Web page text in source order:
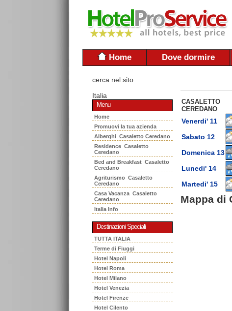
Home Dove dormire
cerca nel sito
Italia
Menu
Home
Promuovi la tua azienda
Alberghi Casaletto Ceredano
Residence Casaletto
Ceredano
Bed and Breakfast Casaletto
Ceredano
Agriturismo Casaletto
Ceredano
Casa Vacanza Casaletto
Ceredano
Italia Info
Destinazioni Speciali
TUTTA ITALIA
Terme di Fiuggi
Hotel Napoli
Hotel Roma
Hotel Milano
Hotel Venezia
Hotel Firenze
Hotel Cilento
CASALETTO
CEREDANO
Venerdi' 11
Sabato 12
Domenica 13
Lunedi' 14
Martedi' 15
Mappa di